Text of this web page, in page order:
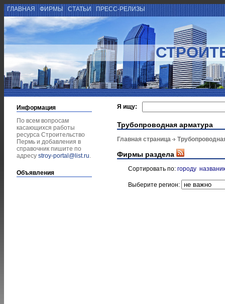
ГЛАВНАЯ ФИРМЫ СТАТЬИ ПРЕСС-РЕЛИЗЫ
Информация
По всем вопросам
касающихся работы
ресурса Строительство
Пермь и добавления в
справочник пишите по
адресу stroy-portal@list.ru.
Объявления
Я ищу:
Трубопроводная арматура
Главная страница
Фирмы раздела
Сортировать по: городу
Выберите регион: